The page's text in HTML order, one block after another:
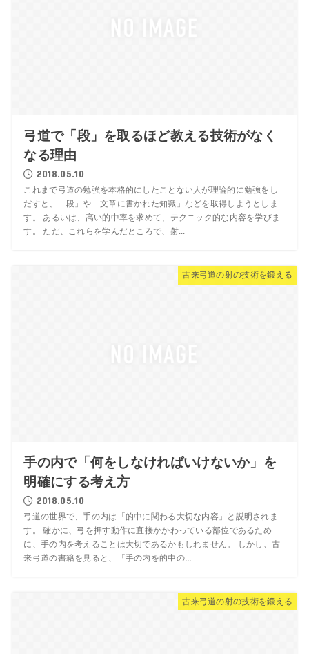
弓道で「段」を取るほど教える技術がなく
なる理由
2018.05.10
これまで弓道の勉強を本格的にしたことない人が理論的に勉強をし
だすと、「段」や「文章に書かれた知識」などを取得しようとしま
す。 あるいは、高い的中率を求めて、テクニック的な内容を学びま
す。 ただ、これらを学んだところで、射...
古来弓道の射の技術を鍛える
手の内で「何をしなければいけないか」を
明確にする考え方
2018.05.10
弓道の世界で、手の内は「的中に関わる大切な内容」と説明されま
す。 確かに、弓を押す動作に直接かかわっている部位であるため
に、手の内を考えることは大切であるかもしれません。 しかし、古
来弓道の書籍を見ると、「手の内を的中の...
古来弓道の射の技術を鍛える